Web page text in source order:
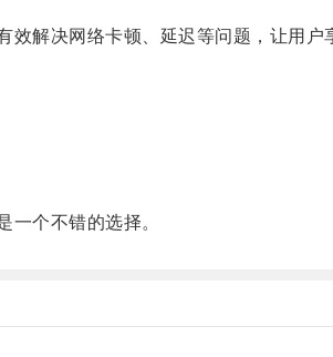
解决网络卡顿、延迟等问题，让用户
个不错的选择。